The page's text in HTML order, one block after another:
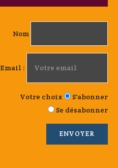
Nom
Email :
Votre choix
S'abonner
Se désabonner